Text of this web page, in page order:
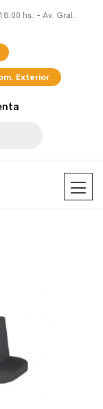
hs. - Av. Gral.
Exterior